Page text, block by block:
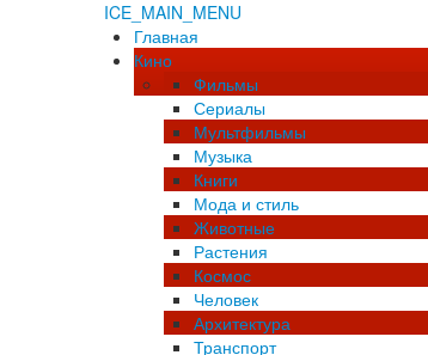
ICE_MAIN_MENU
Главная
Кино
Фильмы
Сериалы
Мультфильмы
Музыка
Книги
Мода и стиль
Животные
Растения
Космос
Человек
Архитектура
Транспорт